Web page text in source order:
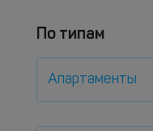
По типам
Апартаменты